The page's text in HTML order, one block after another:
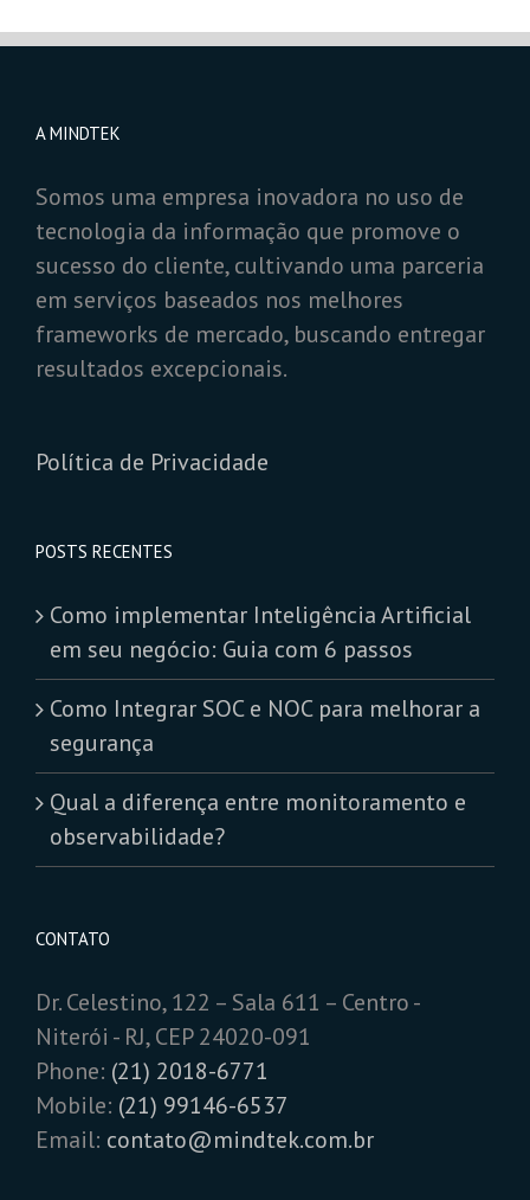
A MINDTEK
Somos uma empresa inovadora no uso de
tecnologia da informação que promove o
sucesso do cliente, cultivando uma parceria
em serviços baseados nos melhores
frameworks de mercado, buscando entregar
resultados excepcionais.
Política de Privacidade
POSTS RECENTES
Como implementar Inteligência Artificial
em seu negócio: Guia com 6 passos
Como Integrar SOC e NOC para melhorar a
segurança
Qual a diferença entre monitoramento e
observabilidade?
CONTATO
Dr. Celestino, 122 – Sala 611 – Centro -
Niterói - RJ, CEP 24020-091
Phone: (21) 2018-6771
Mobile: (21) 99146-6537
Email: contato@mindtek.com.br